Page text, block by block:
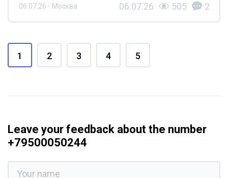
06.07.26 - Москва 06.07.26 505 2
1 2 3 4 5
Leave your feedback about the number
+79500050244